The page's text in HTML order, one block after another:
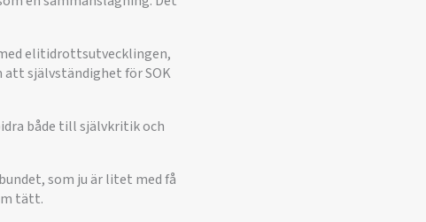
elitidrottsutvecklingen,
att självständighet för SOK
både till självkritik och
som ju är litet med få
tätt.